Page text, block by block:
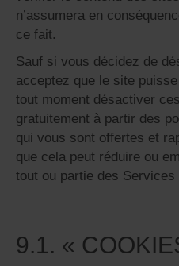
n’assumera en
ce fait.
Sauf si vous décidez de
acceptez que le site
tout moment désactiver
gratuitement à partir des
qui vous sont offertes et
que cela peut réduire ou
tout ou partie des
9.1. «